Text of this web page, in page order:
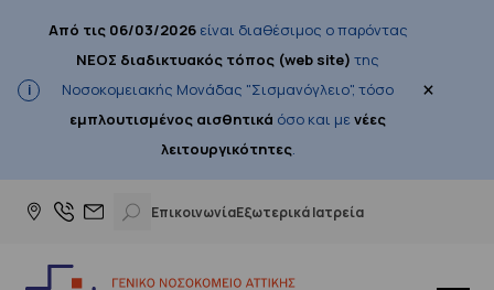
Από τις 06/03/2026είναι διαθέσιμος ο παρόντας
ΝΕΟΣ διαδικτυακός τόπος (web site) της
Νοσοκομειακής Μονάδας "Σισμανόγλειο", τόσο
εμπλουτισμένος αισθητικά όσο και μενέες
λειτουργικότητες.
×
ΕπικοινωνίαΕξωτερικά Ιατρεία